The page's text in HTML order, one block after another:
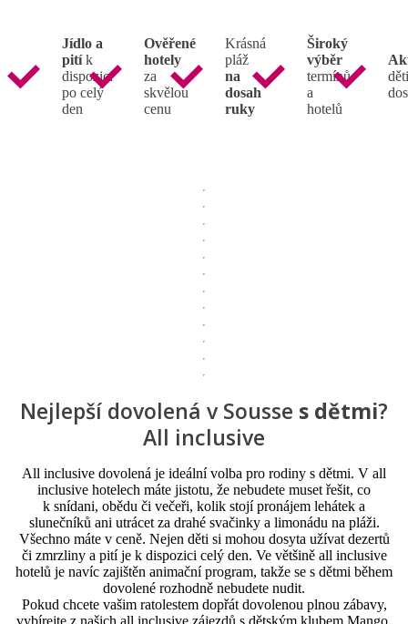
Jídlo a
pitík
dispozici
po celý
den
Ověřené
hotely
za
skvělou
cenu
Krásná
pláž
na
dosah
ruky
Široký
výběr
termínů
a
hotelů
Nejlepší dovolená v Sousse s dětmi?
All inclusive
All inclusive dovolená je ideální volba pro rodiny s dětmi. V all
inclusive hotelech máte jistotu, že nebudete muset řešit, co
k snídani, obědu či večeři, kolik stojí pronájem lehátek a
slunečníků ani utrácet za drahé svačinky a limonádu na pláži.
Všechno máte v ceně. Nejen děti si mohou dosyta užívat dezertů
či zmrzliny a pití je k dispozici celý den. Ve většině all inclusive
hotelů je navíc zajištěn animační program, takže se s dětmi během
dovolené rozhodně nebudete nudit.
Pokud chcete vašim ratolestem dopřát dovolenou plnou zábavy,
vybírejte z našich all inclusive zájezdů s dětským klubem Mango,